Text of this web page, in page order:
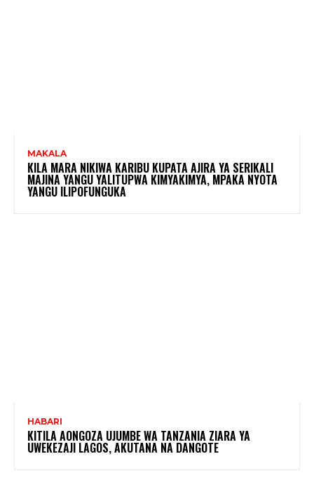
MAKALA
KILA MARA NIKIWA KARIBU KUPATA AJIRA YA SERIKALI
MAJINA YANGU YALITUPWA KIMYAKIMYA, MPAKA NYOTA
YANGU ILIPOFUNGUKA
HABARI
KITILA AONGOZA UJUMBE WA TANZANIA ZIARA YA
UWEKEZAJI LAGOS, AKUTANA NA DANGOTE